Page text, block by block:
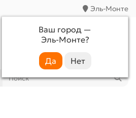
Эль-Монте
Ваш город —
Эль-Монте?
+7 (988) 233-44-52